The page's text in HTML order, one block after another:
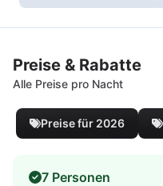
Preise & Rabatte
Alle Preise pro Nacht
Preise für 2026
7 Personen